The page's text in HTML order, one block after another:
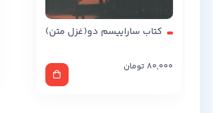
کتاب ساراییسم دو(غزل متن)
80,000 تومان